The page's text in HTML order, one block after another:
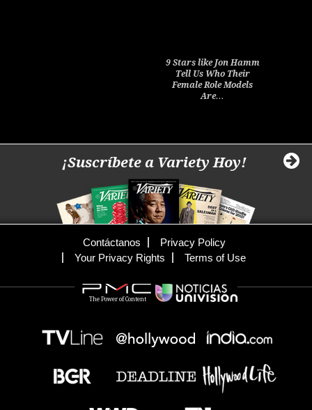
9 Stars like Jon Hamm
Tell Us Who Their
Female Role Models
Are…
¡Suscríbete a Variety Hoy!
Contáctanos
Privacy Policy
Your Privacy Rights
Terms of Use
The Power of Content